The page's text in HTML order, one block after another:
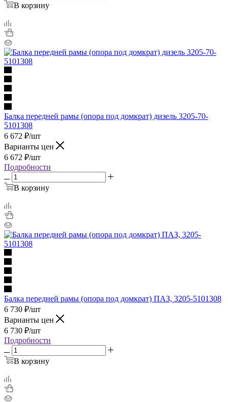
В корзину
Балка передней рамы (опора под домкрат) дизель 3205-70-
5101308
6 672 ₽/шт
Варианты цен
6 672 ₽/шт
Подробности
В корзину
Балка передней рамы (опора под домкрат) ПАЗ, 3205-5101308
6 730 ₽/шт
Варианты цен
6 730 ₽/шт
Подробности
В корзину